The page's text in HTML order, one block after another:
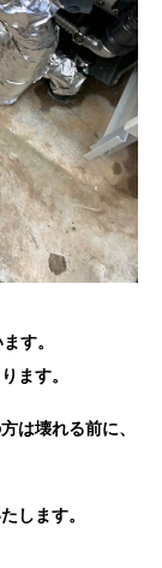
す。
ます。
は壊れる前に、
します。